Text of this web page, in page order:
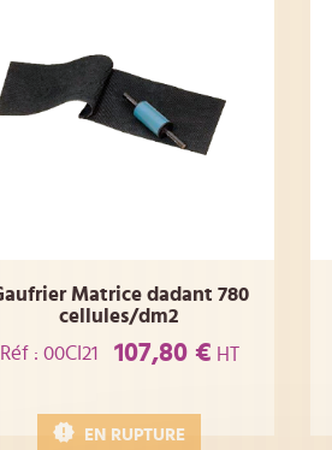
Matrice dadant 780
cellules/dm2
Réf : 00CI21
107,80 € HT
EN RUPTURE